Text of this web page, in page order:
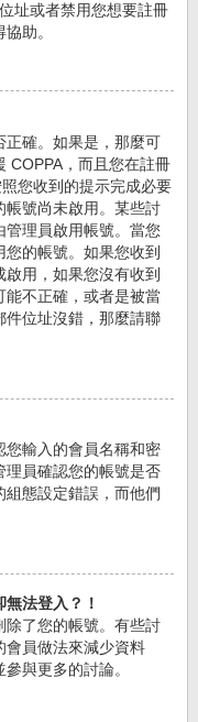
址或者禁用您想要註冊
助。
正確。如果是，那麼可
COPPA，而且您在註冊
您收到的提示完成必要
帳號尚未啟用。某些討
理員啟用帳號。當您
您的帳號。如果您收到
啟用，如果您沒有收到
能不正確，或者是被當
件位址沒錯，那麼請聯
您輸入的會員名稱和密
理員確認您的帳號是否
態設定錯誤，而他們
法登入？！
除了您的帳號。有些討
會員做法來減少資料
與更多的討論。